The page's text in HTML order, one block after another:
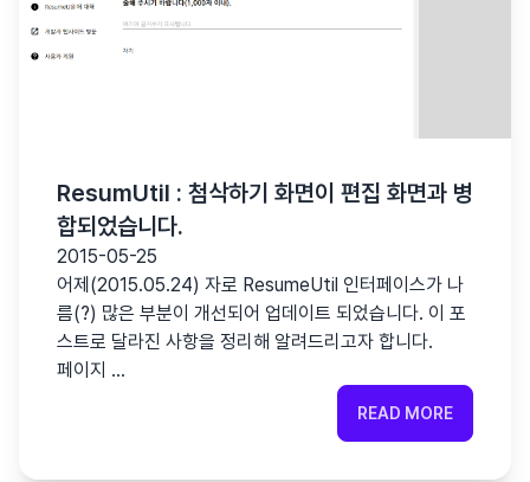
ResumUtil : 첨삭하기 화면이 편집 화면과 병
합되었습니다.
2015-05-25
어제(2015.05.24) 자로 ResumeUtil 인터페이스가 나
름(?) 많은 부분이 개선되어 업데이트 되었습니다. 이 포
스트로 달라진 사항을 정리해 알려드리고자 합니다.
페이지 …
READ MORE